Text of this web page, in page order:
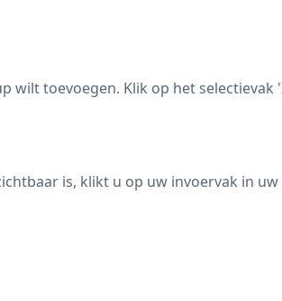
wilt toevoegen. Klik op het
is, klikt u op uw invoervak in